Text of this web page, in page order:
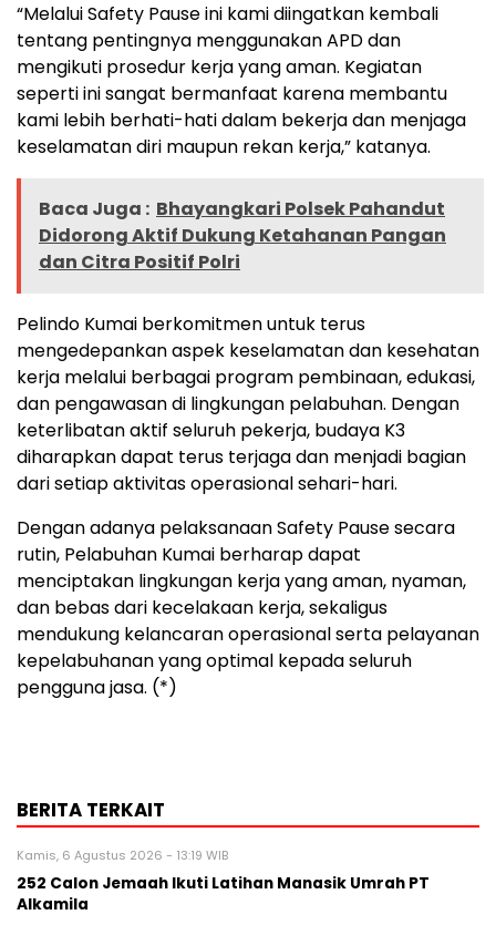
“Melalui Safety Pause ini kami diingatkan kembali
tentang pentingnya menggunakan APD dan
mengikuti prosedur kerja yang aman. Kegiatan
seperti ini sangat bermanfaat karena membantu
kami lebih berhati-hati dalam bekerja dan menjaga
keselamatan diri maupun rekan kerja,” katanya.
Baca Juga : Bhayangkari Polsek Pahandut
Didorong Aktif Dukung Ketahanan Pangan
dan Citra Positif Polri
Pelindo Kumai berkomitmen untuk terus
mengedepankan aspek keselamatan dan kesehatan
kerja melalui berbagai program pembinaan, edukasi,
dan pengawasan di lingkungan pelabuhan. Dengan
keterlibatan aktif seluruh pekerja, budaya K3
diharapkan dapat terus terjaga dan menjadi bagian
dari setiap aktivitas operasional sehari-hari.
Dengan adanya pelaksanaan Safety Pause secara
rutin, Pelabuhan Kumai berharap dapat
menciptakan lingkungan kerja yang aman, nyaman,
dan bebas dari kecelakaan kerja, sekaligus
mendukung kelancaran operasional serta pelayanan
kepelabuhanan yang optimal kepada seluruh
pengguna jasa. (*)
BERITA TERKAIT
Kamis, 6 Agustus 2026 - 13:19 WIB
252 Calon Jemaah Ikuti Latihan Manasik Umrah PT
Alkamila